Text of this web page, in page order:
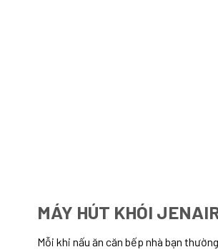
MÁY HÚT KHÓI
Mỗi khi nấu ăn căn bếp nhà bạn